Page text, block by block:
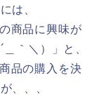
は、
商品に興味が
｀＼）」と、
品の購入を決
、、、